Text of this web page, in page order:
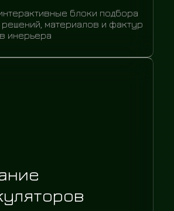
блоки подбора
материалов и фактур
инерьера